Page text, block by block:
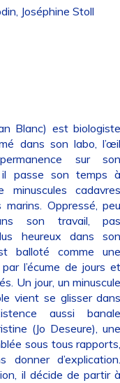
Joséphine Stoll
Blanc) est
dans son labo,
sur
il passe son temps
minuscules
marins. Oppressé,
son travail,
heureux dans
balloté comme
l’écume de jours
Un jour, un
vient se glisser
aussi
(Jo Deseure),
sous tous
il décide de partir